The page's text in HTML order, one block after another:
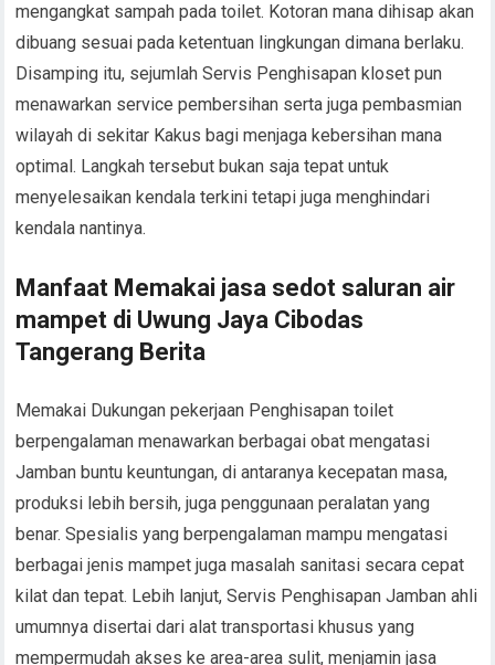
mengangkat sampah pada toilet. Kotoran mana dihisap akan
dibuang sesuai pada ketentuan lingkungan dimana berlaku.
Disamping itu, sejumlah Servis Penghisapan kloset pun
menawarkan service pembersihan serta juga pembasmian
wilayah di sekitar Kakus bagi menjaga kebersihan mana
optimal. Langkah tersebut bukan saja tepat untuk
menyelesaikan kendala terkini tetapi juga menghindari
kendala nantinya.
Manfaat Memakai jasa sedot saluran air
mampet di Uwung Jaya Cibodas
Tangerang Berita
Memakai Dukungan pekerjaan Penghisapan toilet
berpengalaman menawarkan berbagai obat mengatasi
Jamban buntu keuntungan, di antaranya kecepatan masa,
produksi lebih bersih, juga penggunaan peralatan yang
benar. Spesialis yang berpengalaman mampu mengatasi
berbagai jenis mampet juga masalah sanitasi secara cepat
kilat dan tepat. Lebih lanjut, Servis Penghisapan Jamban ahli
umumnya disertai dari alat transportasi khusus yang
mempermudah akses ke area-area sulit, menjamin jasa